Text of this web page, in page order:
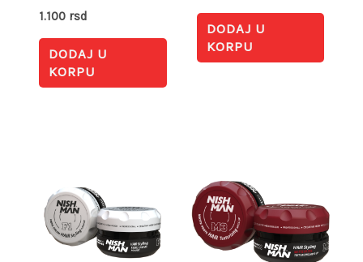
1.100 rsd
DODAJ U
KORPU
DODAJ U
KORPU